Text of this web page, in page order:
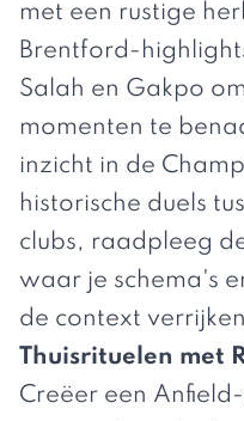
met een rustige
Brentford-
Salah en Gakpo
momenten te
inzicht in de
historische duels
clubs, raadpleeg
waar je schema's
de context
Thuisrituelen met
Creëer een